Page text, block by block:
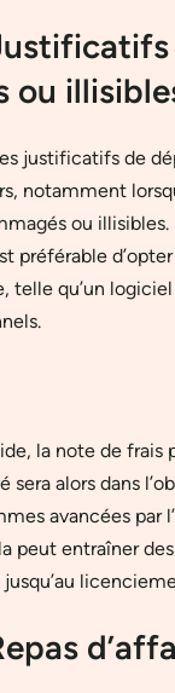
ou
justificatifs de
notamment
ou illisibles.
préférable
telle qu’un
la note de frais
sera alors dans
avancées par
peut entraîner